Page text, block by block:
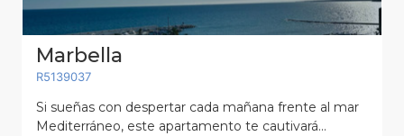
Marbella
R5139037
Si sueñas con despertar cada mañana frente al mar
Mediterráneo, este apartamento te cautivará...